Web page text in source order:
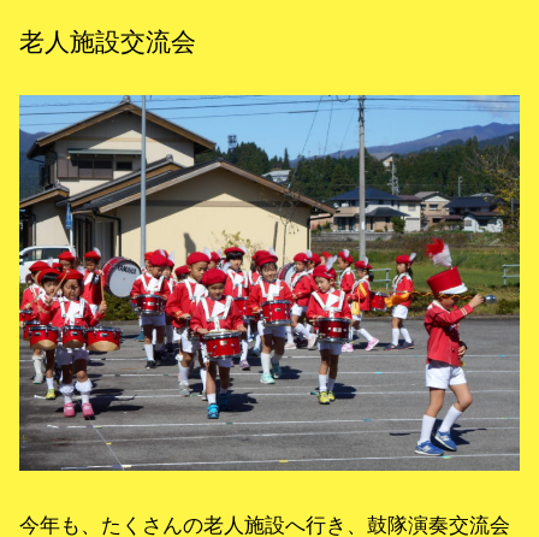
老人施設交流会
今年も、たくさんの老人施設へ行き、鼓隊演奏交流会